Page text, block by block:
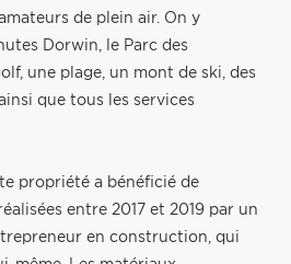
de plein air. On y
Dorwin, le Parc des
une plage, un mont de ski, des
que tous les services
propriété a bénéficié de
entre 2017 et 2019 par un
en construction, qui